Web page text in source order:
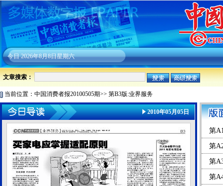
今日2026年8月8日星期六
文章搜索：
当前位置： 中国消费者报20100505期>> 第B3版:业界服务
2010年05月05日
第
第
第
第